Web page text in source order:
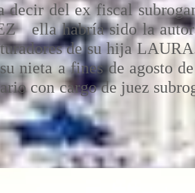
decir del ex fiscal
ella habría sido la
de su hija
nieta a fines de agosto
con cargo de juez